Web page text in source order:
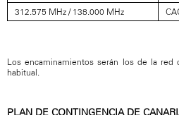
312.575 MHz / 138.000 MHz
Los encaminamientos serán los de la red
habitual.
PLAN DE CONTINGENCIA DE